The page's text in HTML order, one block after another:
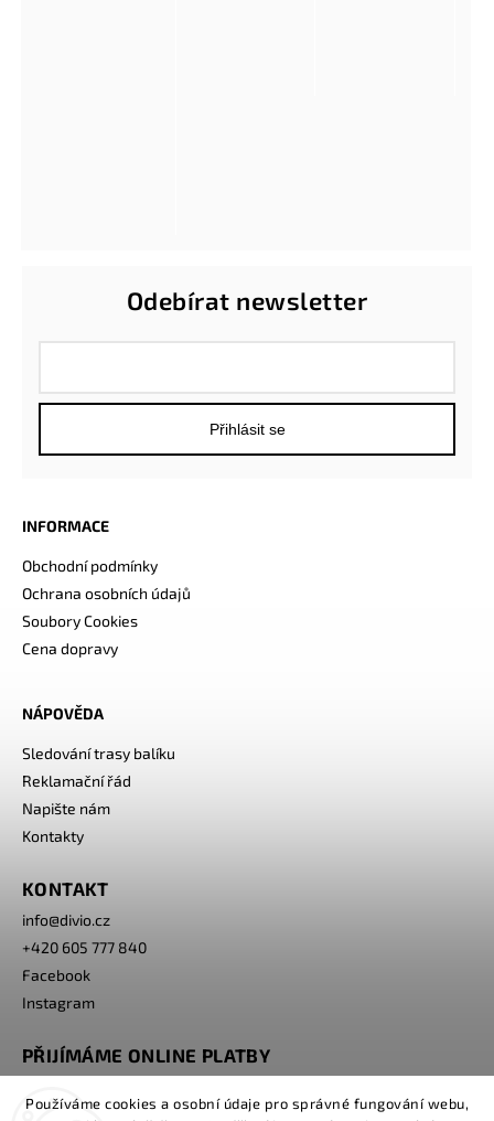
Používáme cookies a osobní údaje pro správné fungování webu,
INFORMACE
Obchodní podmínky
Ochrana osobních údajů
Soubory Cookies
Cena dopravy
NÁPOVĚDA
Sledování trasy balíku
Reklamační řád
Napište nám
Kontakty
Odebírat newsletter
Přihlásit se
KONTAKT
info@divio.cz
+420 605 777 840
Facebook
Instagram
PŘIJÍMÁME ONLINE PLATBY